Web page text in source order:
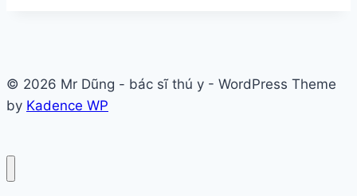
© 2026 Mr Dũng - bác sĩ thú y - WordPress Theme
by Kadence WP